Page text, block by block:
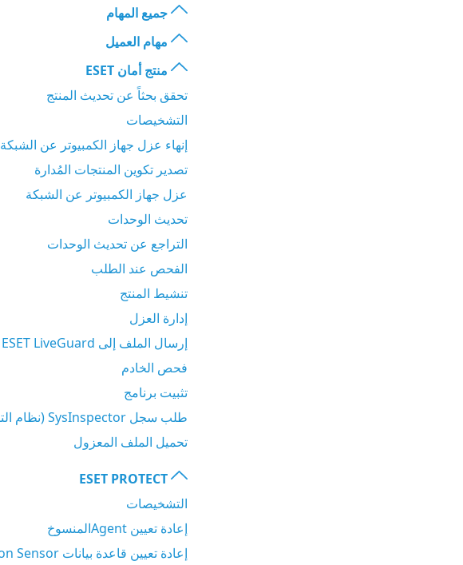
جميع المهام
مهام العميل
منتج أمان ESET
تحقق بحثاً عن تحديث المنتج
التشخيصات
إنهاء عزل جهاز الكمبيوتر عن الشبكة
تصدير تكوين المنتجات المُدارة
عزل جهاز الكمبيوتر عن الشبكة
تحديث الوحدات
التراجع عن تحديث الوحدات
الفحص عند الطلب
تنشيط المنتج
إدارة العزل
إرسال الملف إلى ESET LiveGuard
فحص الخادم
تثبيت برنامج
طلب سجل SysInspector (نظام التشغيل Windows فقط)
تحميل الملف المعزول
ESET PROTECT
التشخيصات
إعادة تعيين Agentالمنسوخ
إعادة تعيين قاعدة بيانات Rogue Detection Sensor